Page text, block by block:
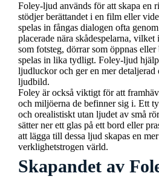
Foley-ljud används för att skapa en
stödjer berättandet i en film eller
spelas in fångas dialogen ofta
placerade nära skådespelarna,
som fotsteg, dörrar som öppnas
spelas in lika tydligt. Foley-ljud
ljudluckor och ger en mer detaljerad
ljudbild.
Foley är också viktigt för att
och miljöerna de befinner sig i. Ett
och orealistiskt utan ljudet av små
sätter ner ett glas på ett bord eller
att lägga till dessa ljud skapas en
verklighetstrogen värld.
Skapandet av